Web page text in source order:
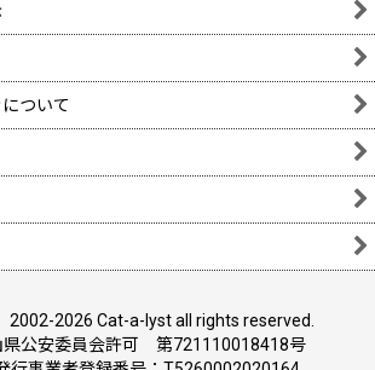
ついて
2002-2026 Cat-a-lyst all rights reserved.
公安委員会許可 第721110018418号